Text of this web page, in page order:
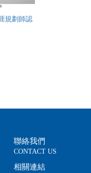
規劃師認
聯絡我們
CONTACT US
相關連結